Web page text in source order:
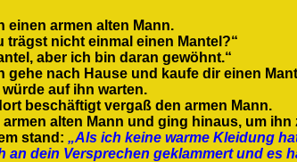
einen armen alten Mann.
nicht einmal einen Mantel?“
aber ich bin daran gewöhnt.“
gehe nach Hause und kaufe dir einen
auf ihn warten.
beschäftigt vergaß den armen Mann.
alten Mann und ging hinaus, um
stand: „Als ich keine warme Kleidung
dein Versprechen geklammert und es